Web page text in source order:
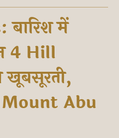
में
4 Hill
Abu